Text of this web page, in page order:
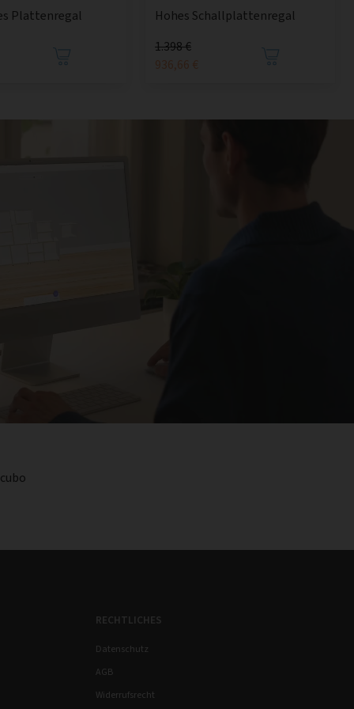
Plattenregal
Hohes Schallplattenregal
1.398 €
936,66 €
RECHTLICHES
Datenschutz
AGB
Widerrufsrecht